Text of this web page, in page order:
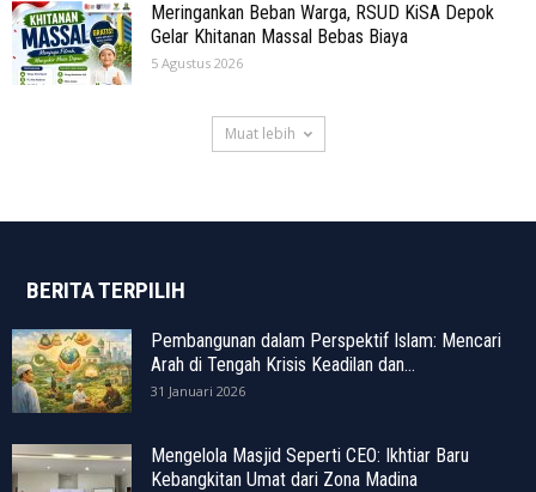
Meringankan Beban Warga, RSUD KiSA Depok
Gelar Khitanan Massal Bebas Biaya
5 Agustus 2026
Muat lebih
BERITA TERPILIH
Pembangunan dalam Perspektif Islam: Mencari
Arah di Tengah Krisis Keadilan dan...
31 Januari 2026
Mengelola Masjid Seperti CEO: Ikhtiar Baru
Kebangkitan Umat dari Zona Madina